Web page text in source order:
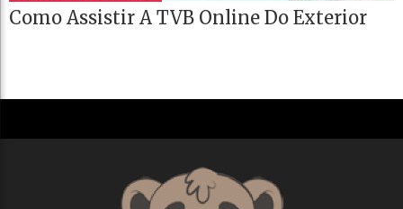
Como Assistir A TVB Online Do Exterior